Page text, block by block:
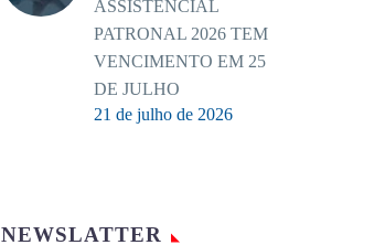
ASSISTENCIAL
PATRONAL 2026 TEM
VENCIMENTO EM 25
DE JULHO
21 de julho de 2026
NEWSLATTER